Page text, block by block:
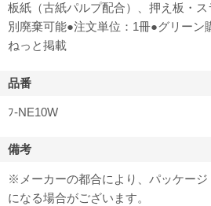
板紙（古紙パルプ配合）、押え板・
別廃棄可能●注文単位：1冊●グリーン
ねっと掲載
品番
ﾌ-NE10W
備考
※メーカーの都合により、パッケー
になる場合がございます。